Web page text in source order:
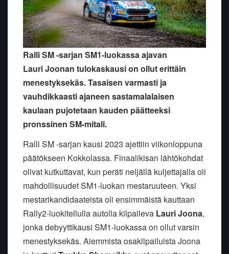
Ralli SM -sarjan SM1-luokassa ajavan
Lauri Joonan tulokaskausi on ollut erittäin
menestyksekäs. Tasaisen varmasti ja
vauhdikkaasti ajaneen sastamalalaisen
kaulaan pujotetaan kauden päätteeksi
pronssinen SM-mitali.
Ralli SM -sarjan kausi 2023 ajettiin viikonloppuna
päätökseen Kokkolassa. Finaalikisan lähtökohdat
olivat kutkuttavat, kun peräti neljällä kuljettajalla oli
mahdollisuudet SM1-luokan mestaruuteen. Yksi
mestarikandidaateista oli ensimmäistä kauttaan
Rally2-luokitellulla autolla kilpaileva Lauri Joona,
jonka debyyttikausi SM1-luokassa on ollut varsin
menestyksekäs. Aiemmista osakilpailuista Joona